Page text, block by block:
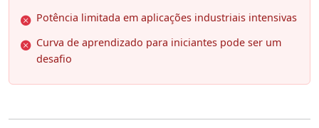
Potência limitada em aplicações industriais intensivas
Curva de aprendizado para iniciantes pode ser um
desafio